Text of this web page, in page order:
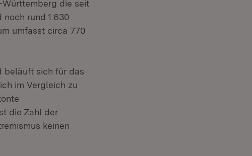
die seit
rund 1.630
umfasst circa 770
beläuft sich für das
im Vergleich zu
die Zahl der
keinen